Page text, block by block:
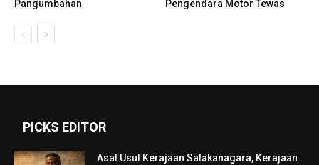
Pangumbahan
Pengendara Motor Tewas
PICKS EDITOR
Asal Usul Kerajaan Salakanagara, Kerajaan